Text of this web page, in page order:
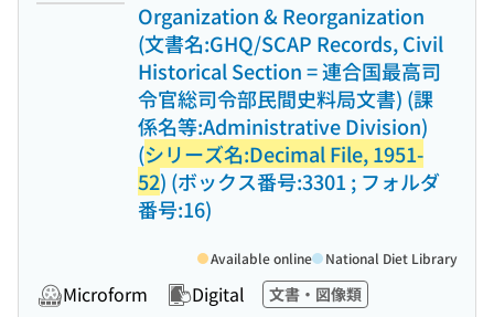
Organization & Reorganization
(文書名:GHQ/SCAP Records, Civil
Historical Section = 連合国最高司
令官総司令部民間史料局文書) (課
係名等:Administrative Division)
(シリーズ名:Decimal File, 1951-
52) (ボックス番号:3301 ; フォルダ
番号:16)
Microform Digital 文書・図像類
Available online National Diet Library